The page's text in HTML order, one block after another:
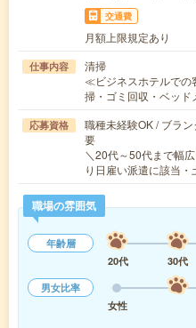
交通費
月額上限規定あり
仕事内容
清掃
≪ビジネスホテルで
掃・ゴミ回収・ベッ
応募資格
職種未経験OK / ブラ
要
＼20代～50代まで幅
り日雇い派遣に該当
職場の雰囲気
年齢層
20代
30代
男女比率
女性